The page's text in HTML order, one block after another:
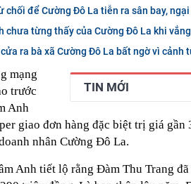
CHÍNH THỨC: Lịch đi học trở lại của học
nghỉ hè
Vì sao đồ ăn Việt hầu như món nào cũng có
huynh - giáo viên gắn bó khăng khít, con
Ukraine tập kích Crimea, phá hủy hệ thống
của Nga
Nam NSND, Giám đốc Nhà hát Chèo Quân
vợ thiếu tá kém 12 tuổi
định: Riêng tháng 7/2026 vi phạm 21 lần
chối để Cường Đô La tiễn ra sân bay,
chưa từng thấy của Cường Đô La khi
ra bà xã Cường Đô La bất ngờ vì
TIN MỚI
mạng
trước
Anh
giao đơn hàng đặc biệt trị giá
nhân Cường Đô La.
Anh tiết lộ rằng Đàm Thu Trang